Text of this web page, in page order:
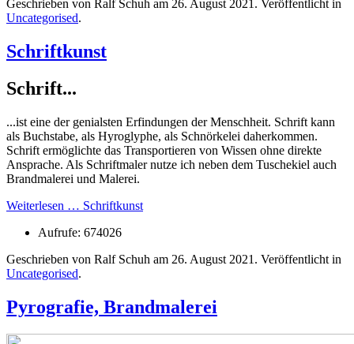
Geschrieben von Ralf Schuh am 26. August 2021 . Veröffentlicht in
Uncategorised.
Schriftkunst
Schrift...
...ist eine der genialsten Erfindungen der Menschheit. Schrift kann
als Buchstabe, als Hyroglyphe, als Schnörkelei daherkommen.
Schrift ermöglichte das Transportieren von Wissen ohne direkte
Ansprache. Als Schriftmaler nutze ich neben dem Tuschekiel auch
Brandmalerei und Malerei.
Weiterlesen … Schriftkunst
Aufrufe: 674026
Geschrieben von Ralf Schuh am 26. August 2021 . Veröffentlicht in
Uncategorised.
Pyrografie, Brandmalerei